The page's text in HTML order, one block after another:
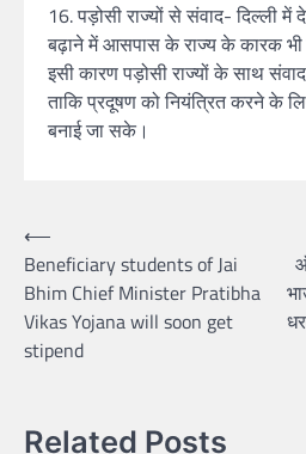
16. पड़ोसी राज्यों से संवाद- दिल्ली
बढ़ाने में आसपास के राज्य के कारक भी
इसी कारण पड़ोसी राज्यों के साथ
ताकि प्रदूषण को नियंत्रित करने के
बनाई जा सके।
Post
navigation
⟵
Beneficiary students of Jai
Bhim Chief Minister Pratibha
Vikas Yojana will soon get
stipend
Related Posts